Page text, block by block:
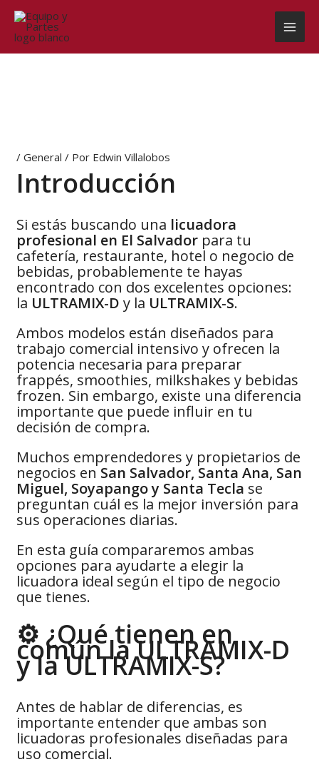
contenido
/General / Por Edwin Villalobos
Introducción
Si estás buscando una licuadora
profesional en El Salvador para tu
cafetería, restaurante, hotel o negocio de
bebidas, probablemente te hayas
encontrado con dos excelentes opciones:
la ULTRAMIX-D y la ULTRAMIX-S.
Ambos modelos están diseñados para
trabajo comercial intensivo y ofrecen la
potencia necesaria para preparar
frappés, smoothies, milkshakes y bebidas
frozen. Sin embargo, existe una diferencia
importante que puede influir en tu
decisión de compra.
Muchos emprendedores y propietarios de
negocios enSan Salvador, Santa Ana, San
Miguel, Soyapango y Santa Tecla se
preguntan cuál es la mejor inversión para
sus operaciones diarias.
En esta guía compararemos ambas
opciones para ayudarte a elegir la
licuadora ideal según el tipo de negocio
que tienes.
⚙️ ¿Qué tienen en
común la ULTRAMIX-D
y la ULTRAMIX-S?
Antes de hablar de diferencias, es
importante entender que ambas son
licuadoras profesionales diseñadas para
uso comercial.